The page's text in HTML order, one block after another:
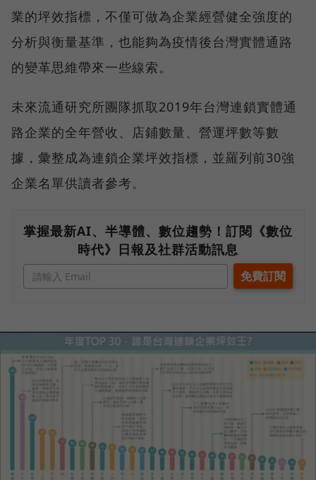
業的坪效指標，不僅可做為企業經營健全強度的
分析與衡量基準，也能夠為疫情後台灣實體通路
的變革思維帶來一些線索。
未來流通研究所團隊抓取2019年台灣連鎖實體通
路企業的全年營收、店鋪數量、營運坪數等數
據，彙整成為連鎖企業坪效指標，並羅列前30強
企業名單供讀者參考。
掌握最新AI、半導體、數位趨勢！訂閱《數位
時代》日報及社群活動訊息